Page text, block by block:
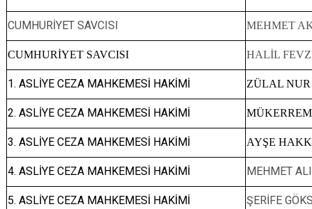
CUMHURİYET SAVCISI MEHMET
CUMHURİYET SAVCISI HALİL
1. ASLİYE CEZA MAHKEMESİ HAKİMİ ZÜLAL
2. ASLİYE CEZA MAHKEMESİ HAKİMİ
3. ASLİYE CEZA MAHKEMESİ HAKİMİ AYŞE
4. ASLİYE CEZA MAHKEMESİ HAKİMİ MEHMET
5. ASLİYE CEZA MAHKEMESİ HAKİMİ ŞERİFE